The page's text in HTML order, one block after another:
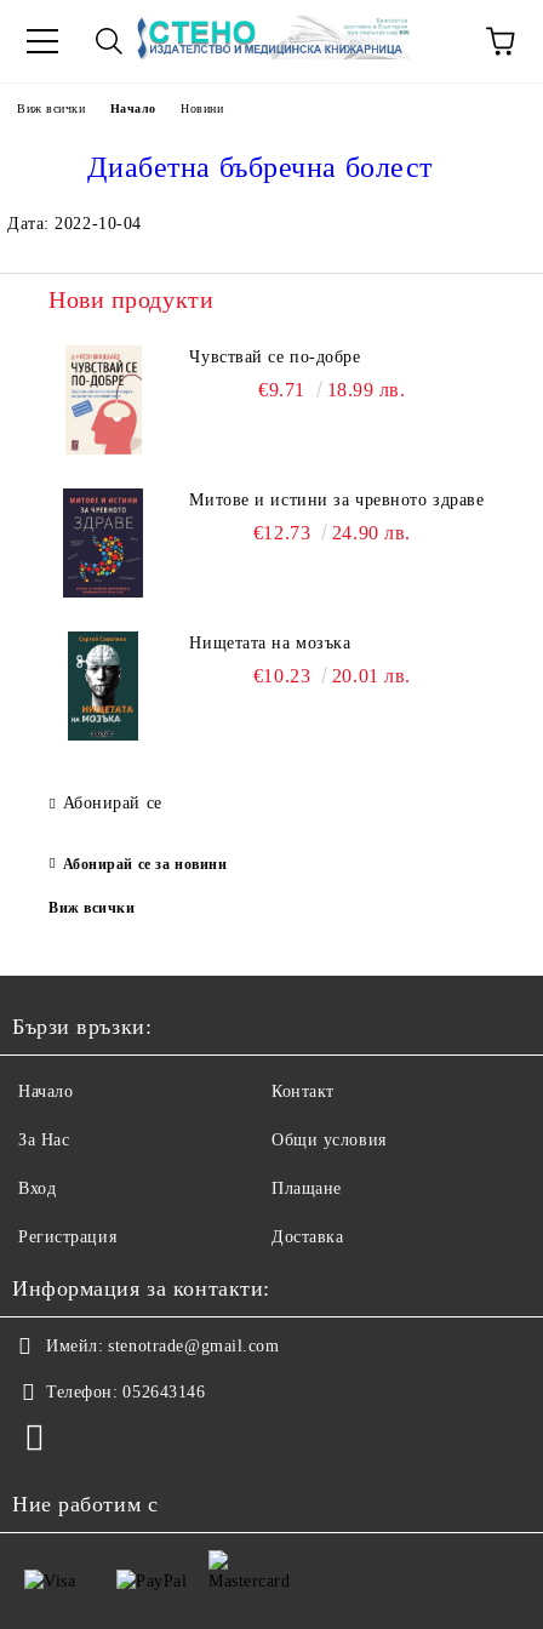
Виж всички Начало Новини
Диабетна бъбречна болест
Дата: 2022-10-04
Нови продукти
Чувствай се по-добре
€9.71 18.99 лв.
Митове и истини за чревното здраве
€12.73 24.90 лв.
Нищетата на мозъка
€10.23 20.01 лв.
Абонирай се
Абонирай се за новини
Виж всички
Бързи връзки:
Начало
За Нас
Вход
Регистрация
Контакт
Общи условия
Плащане
Доставка
Информация за контакти:
Имейл: stenotrade@gmail.com
Телефон: 052643146
Ние работим с